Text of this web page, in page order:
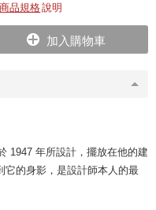
1947 年所設計，擺放在他的建
它的身影，是設計師本人的最
商品規格說明
加入購物車